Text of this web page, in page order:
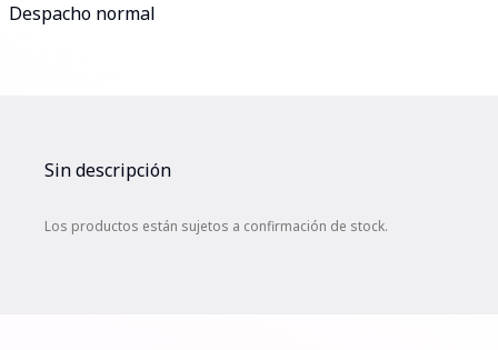
Despacho normal
Sin descripción
Los productos están sujetos a confirmación de stock.